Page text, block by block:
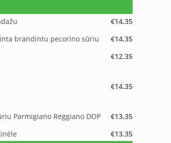
€14.35
brandintu pecorino sūriu
€14.35
€12.35
€14.35
Parmigiano Reggiano DOP
€13.35
€13.35